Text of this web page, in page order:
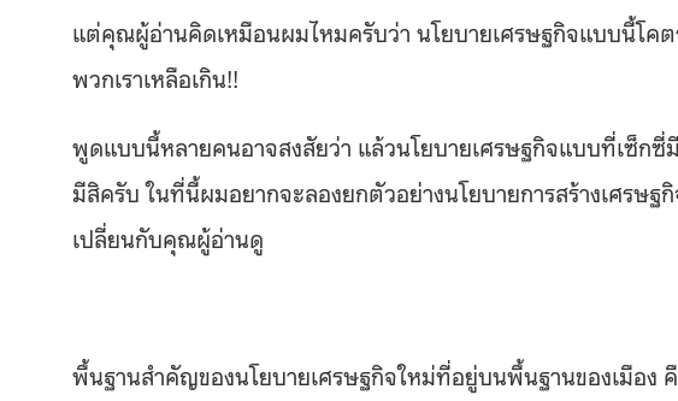
แต่คุณผู้อ่านคิดเหมือนผมไหมครับว่า นโยบายเศรษฐกิจแบบนี้โคต
พวกเราเหลือเกิน!!
พูดแบบนี้หลายคนอาจสงสัยว่า แล้วนโยบายเศรษฐกิจแบบที่เซ็กซี่
มีสิครับ ในที่นี้ผมอยากจะลองยกตัวอย่างนโยบายการสร้างเศรษฐ
เปลี่ยนกับคุณผู้อ่านดู
พื้นฐานสำคัญของนโยบายเศรษฐกิจใหม่ที่อยู่บนพื้นฐานของเมือง คื